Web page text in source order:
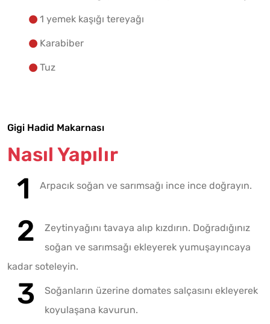
1 yemek kaşığı tereyağı
Karabiber
Tuz
Gigi Hadid Makarnası
Nasıl Yapılır
Arpacık soğan ve sarımsağı ince ince doğrayın.
Zeytinyağını tavaya alıp kızdırın. Doğradığınız
soğan ve sarımsağı ekleyerek yumuşayıncaya
kadar soteleyin.
Soğanların üzerine domates salçasını ekleyerek
koyulaşana kavurun.